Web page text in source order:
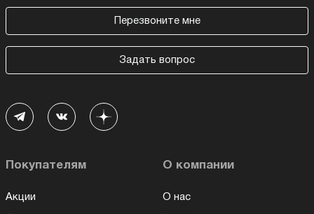
Перезвоните мне
Задать вопрос
Покупателям
Акции
О компании
О нас